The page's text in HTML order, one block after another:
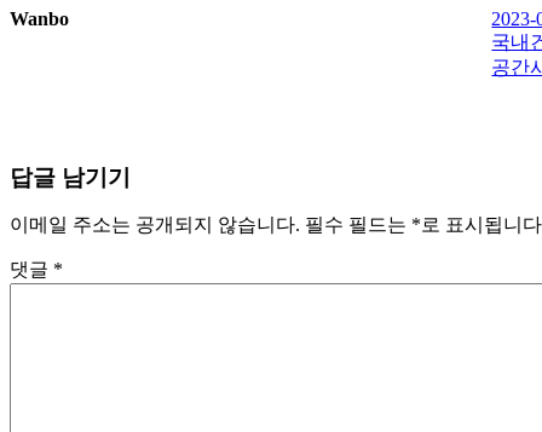
Wanbo
2023-
국내
공간
답글 남기기
이메일 주소는 공개되지 않습니다. 필수 필드는 *로 표시됩니다
댓글 *